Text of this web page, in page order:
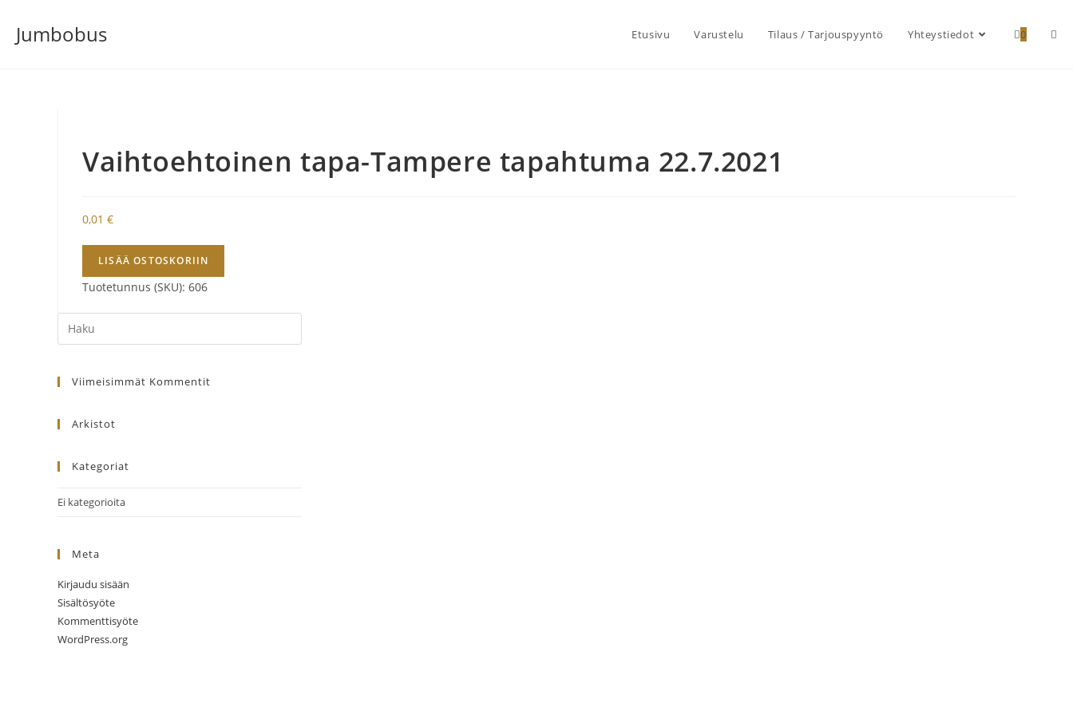
suoraan
sisältöön
Jumbobus Etusivu Varustelu Tilaus / Tarjouspyyntö Yhteystiedot 0
Vaihtoehtoinen tapa-Tampere tapahtuma 22.7.2021
0,01 €
Vaihtoehtoinen
tapa-
Tampere
tapahtuma
22.7.2021
LISÄÄ OSTOSKORIIN
Tuotetunnus (SKU): 606
Search
this
Viimeisimmät Kommentit
Arkistot
Kategoriat
Ei kategorioita
Meta
Kirjaudu sisään
Sisältösyöte
Kommenttisyöte
WordPress.org